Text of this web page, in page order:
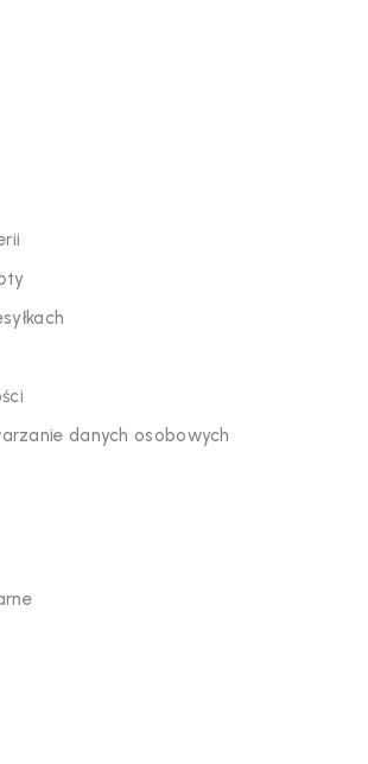
danych osobowych